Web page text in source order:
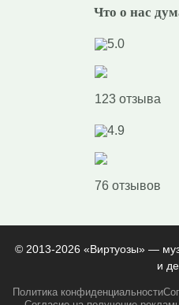
Что о нас
5.0
123 отзыва
4.9
76 отзывов
© 2013-2026 «Виртуозы» —
и
Политика конфиденциальности